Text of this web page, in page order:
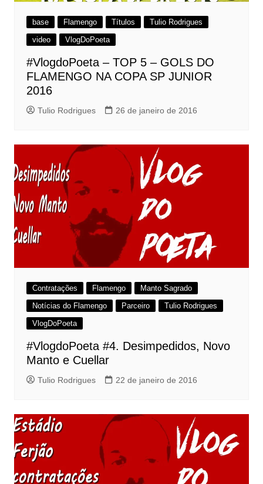
base Flamengo Títulos
Tulio Rodrigues
video
VlogDoPoeta
#VlogdoPoeta – TOP 5 – GOLS DO
FLAMENGO NA COPA SP JUNIOR
2016
Tulio Rodrigues 26 de janeiro de 2016
Contratações Flamengo
Manto Sagrado
Notícias do Flamengo
Parceiro
Tulio Rodrigues
VlogDoPoeta
#VlogdoPoeta #4. Desimpedidos, Novo
Manto e Cuellar
Tulio Rodrigues 22 de janeiro de 2016